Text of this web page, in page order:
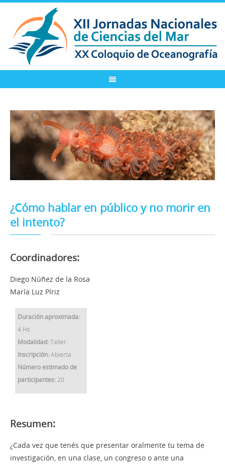
¿Cómo hablar en público y no morir en
el intento?
Coordinadores:
Diego Núñez de la Rosa
María Luz Píriz
Duración aproximada:
4 Hs
Modalidad:Taller
Inscripción:Abierta
Número estimado de
participantes: 20
Resumen:
¿Cada vez que tenés que presentar oralmente tu tema de
investigación, en una clase, un congreso o ante una